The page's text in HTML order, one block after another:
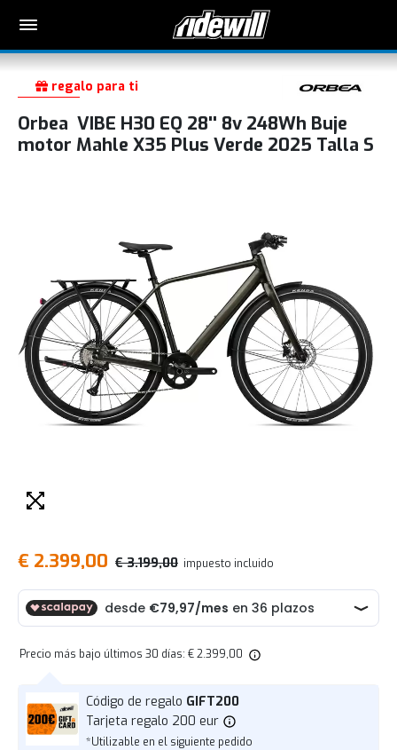
regalo para ti
Orbea VIBE H30 EQ 28'' 8v 248Wh Buje
motor Mahle X35 Plus Verde 2025 Talla S
€ 2.399,00 € 3.199,00 impuesto incluido
Precio más bajo últimos 30 días: € 2.399,00
Código de regalo GIFT200
Tarjeta regalo 200 eur
*Utilizable en el siguiente pedido